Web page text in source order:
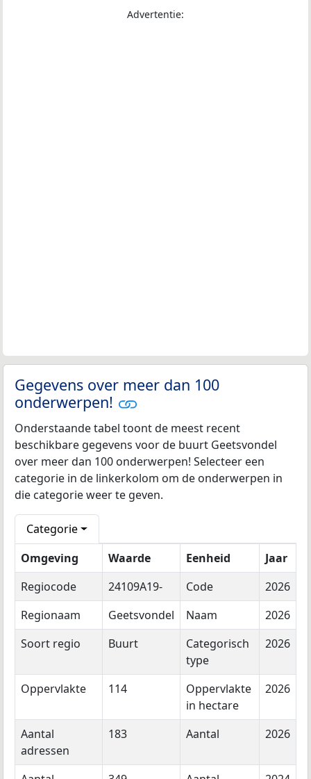
Advertentie:
Gegevens over meer dan 100
onderwerpen!
Onderstaande tabel toont de meest recent
beschikbare gegevens voor de buurt Geetsvondel
over meer dan 100 onderwerpen! Selecteer een
categorie in de linkerkolom om de onderwerpen in
die categorie weer te geven.
Categorie
Omgeving
Waarde Eenheid
Jaar
Regiocode
24109A19- Code
2026
Regionaam
Geetsvondel Naam
2026
Soort regio
Buurt
Categorisch
type
2026
Oppervlakte 114
Oppervlakte
in hectare
2026
Aantal
adressen
183 Aantal 2026